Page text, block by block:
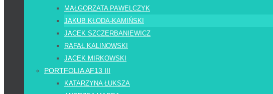
MAŁGORZATA PAWELCZYK
JAKUB KŁODA-KAMIŃSKI
JACEK SZCZERBANIEWICZ
RAFAŁ KALINOWSKI
JACEK MIRKOWSKI
PORTFOLIA AF13 III
KATARZYNA ŁUKSZA